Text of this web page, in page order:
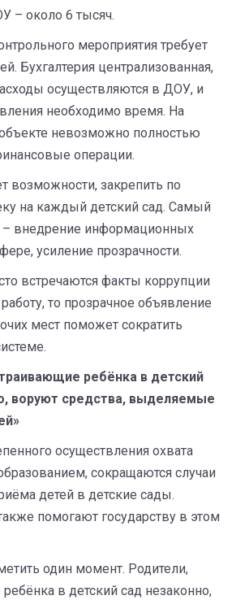
– около 6 тысяч.
мероприятия требует
Бухгалтерия централизованная,
осуществляются в ДОУ, и
необходимо время. На
невозможно полностью
операции.
возможности, закрепить по
на каждый детский сад. Самый
внедрение информационных
усиление прозрачности.
встречаются факты коррупции
то прозрачное объявление
мест поможет сократить
ребёнка в детский
воруют средства, выделяемые
осуществления охвата
сокращаются случаи
детей в детские сады.
помогают государству в этом
один момент. Родители,
в детский сад незаконно,